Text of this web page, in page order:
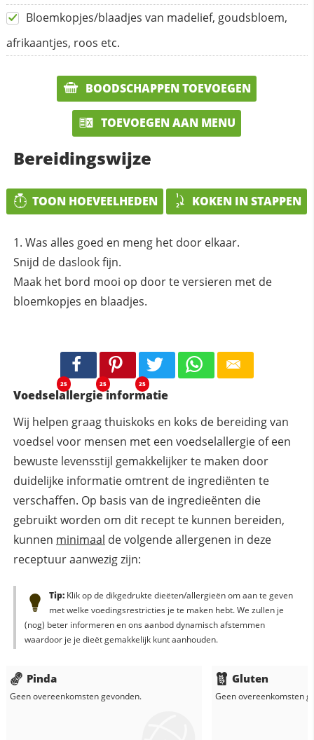
Bloemkopjes/blaadjes van madelief, goudsbloem,
afrikaantjes, roos etc.
BOODSCHAPPEN TOEVOEGEN
TOEVOEGEN AAN MENU
Bereidingswijze
TOON HOEVEELHEDEN KOKEN IN STAPPEN
Was alles goed en meng het door elkaar.
Snijd de daslook fijn.
Maak het bord mooi op door te versieren met de
bloemkopjes en blaadjes.
25 25 25
Voedselallergie informatie
Wij helpen graag thuiskoks en koks de bereiding van
voedsel voor mensen met een voedselallergie of een
bewuste levensstijl gemakkelijker te maken door
duidelijke informatie omtrent de ingrediënten te
verschaffen. Op basis van de ingredieënten die
gebruikt worden om dit recept te kunnen bereiden,
kunnen minimaal de volgende allergenen in deze
receptuur aanwezig zijn:
Tip:Klik op de dikgedrukte dieëten/allergieën om aan te geven
met welke voedingsrestricties je te maken hebt. We zullen je
(nog) beter informeren en ons aanbod dynamisch afstemmen
waardoor je je dieët gemakkelijk kunt aanhouden.
Pinda
Geen overeenkomsten gevonden.
Gluten
Geen overeenkomsten